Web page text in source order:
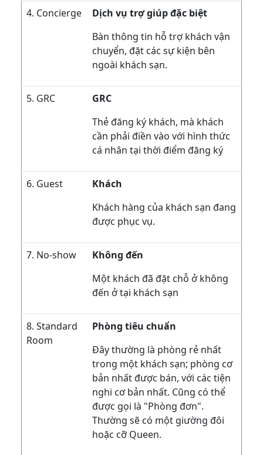
4. Concierge
Dịch vụ trợ giúp đặc biệt
Bàn thông tin hỗ trợ khách vận
chuyển, đặt các sự kiện bên
ngoài khách sạn.
5. GRC
GRC
Thẻ đăng ký khách, mà khách
cần phải điền vào với hình thức
cá nhân tại thời điểm đăng ký
6. Guest
Khách
Khách hàng của khách sạn đang
được phục vụ.
7. No-show
Không đến
Một khách đã đặt chỗ ở không
đến ở tại khách sạn
8. Standard
Room
Phòng tiêu chuẩn
Đây thường là phòng rẻ nhất
trong một khách sạn; phòng cơ
bản nhất được bán, với các tiện
nghi cơ bản nhất. Cũng có thể
được gọi là "Phòng đơn".
Thường sẽ có một giường đôi
hoặc cỡ Queen.